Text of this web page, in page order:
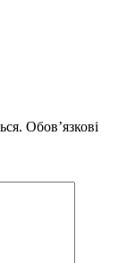
Обов’язкові